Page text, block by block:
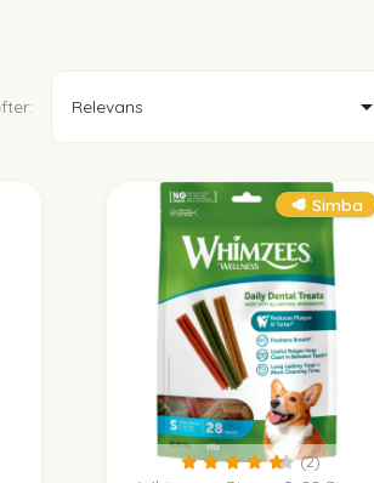
Relevans 
🥩 Simba
(2)